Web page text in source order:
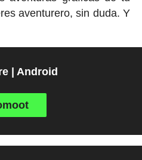
aventurero, sin duda. Y
| Android